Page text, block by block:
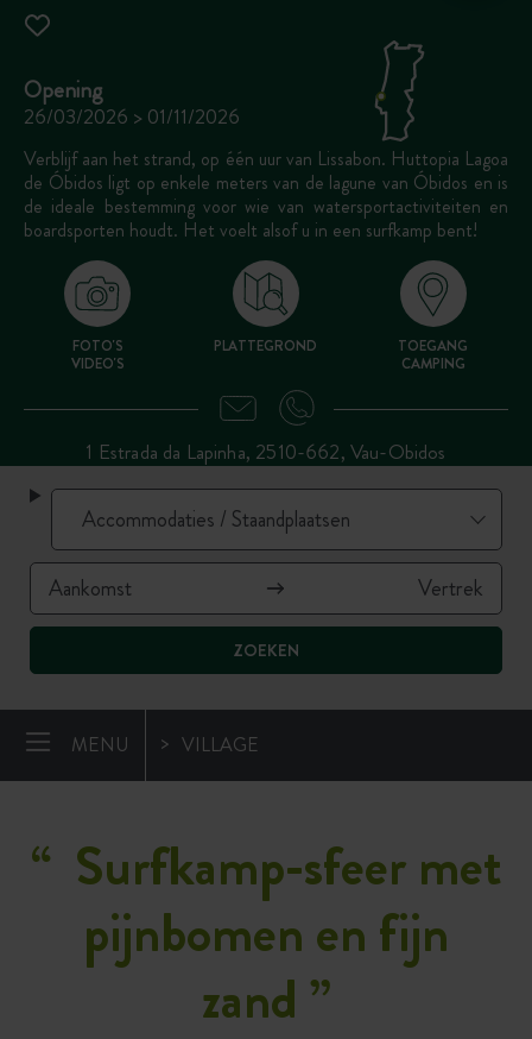
ZOEKEN
Opening
26/03/2026 > 01/11/2026
Verblijf aan het strand, op één uur van Lissabon. Huttopia Lagoa
de Óbidos ligt op enkele meters van de lagune van Óbidos en is
de ideale bestemming voor wie van watersportactiviteiten en
boardsporten houdt. Het voelt alsof u in een surfkamp bent!
FOTO'S
VIDEO'S
PLATTEGROND
TOEGANG
CAMPING
1 Estrada da Lapinha, 2510-662, Vau-Obidos
MENU VILLAGE
“ Surfkamp-sfeer met
pijnbomen en fijn
zand ”